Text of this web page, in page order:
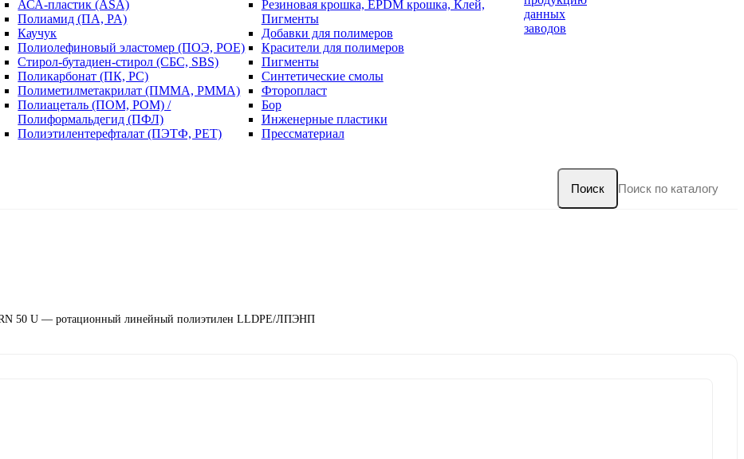
АСА-пластик (ASA)
Полиамид (ПА, PA)
Каучук
Полиолефиновый эластомер (ПОЭ, POE)
Стирол-бутадиен-стирол (СБС, SBS)
Поликарбонат (ПК, PC)
Полиметилметакрилат (ПММА, PMMA)
Полиацеталь (ПОМ, POM) /
Полиформальдегид (ПФЛ)
Полиэтилентерефталат (ПЭТФ, PET)
Резиновая крошка, EPDM крошка, Клей,
Пигменты
Добавки для полимеров
Красители для полимеров
Пигменты
Синтетические смолы
Фторопласт
Бор
Инженерные пластики
Прессматериал
данных
заводов
Поиск
50 U — ротационный линейный полиэтилен LLDPE/ЛПЭНП